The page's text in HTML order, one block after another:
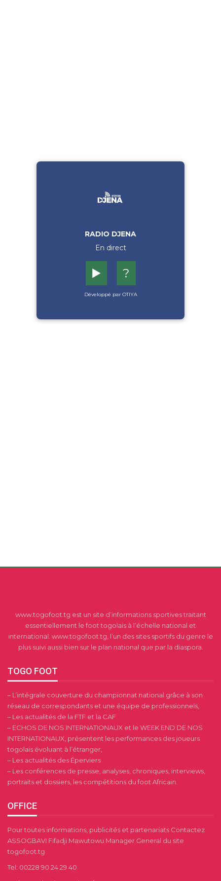
RADIO DJENA
En direct
▶️ ?
Développé par OTIYA
www.togofoot.tg est un site d’informations sportives traitant
essentiellement le foot togolais à l’échelle national et
international. www.togofoot.tg, l’un des sites sportifs du genre le
plus suivi aussi bien sur le plan national que par la diaspora.
TOGO FOOT
– L’intégrale couverture du championnat national grâce à son
réseau de correspondants et une équipe de professionnels,
– Les actualités de la FTF et la CAF
– ECHOS DE NOS INTERNATIONAUX et le WEEK END DE NOS
INTERNATIONAUX, présentent les performances des joueurs
togolais évoluant à l’étranger,
– Les actualités des Éperviers
– Les conférences de presse, analyses, chroniques, interviews,
portraits et dossiers, les compétitions du foot Africain.
OFFICE
Pour toutes informations, publicités et partenariats Contactez
ASSOGBAVI Fifadji Mawutowu Manager General du site
togofoot.tg
Tel: 00228 90 24 29 40